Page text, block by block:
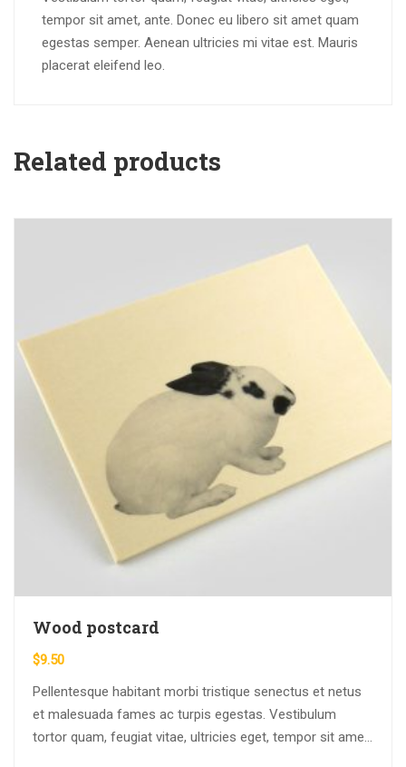
tempor sit amet, ante. Donec eu libero sit amet quam
egestas semper. Aenean ultricies mi vitae est. Mauris
placerat eleifend leo.
Related products
Wood postcard
$9.50
Pellentesque habitant morbi tristique senectus et netus
et malesuada fames ac turpis egestas. Vestibulum
tortor quam, feugiat vitae, ultricies eget, tempor sit amet,